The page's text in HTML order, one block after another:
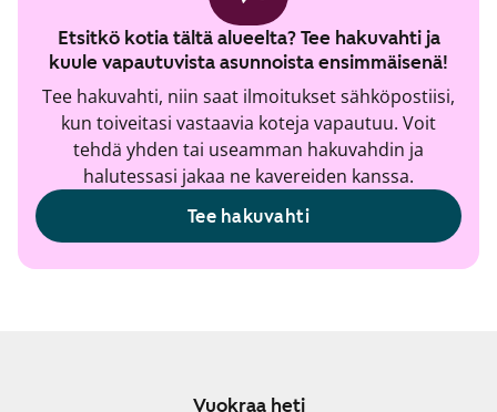
Etsitkö kotia tältä alueelta? Tee hakuvahti ja
kuule vapautuvista asunnoista ensimmäisenä!
Tee hakuvahti, niin saat ilmoitukset sähköpostiisi,
kun toiveitasi vastaavia koteja vapautuu. Voit
tehdä yhden tai useamman hakuvahdin ja
halutessasi jakaa ne kavereiden kanssa.
Tee hakuvahti
Vuokraa heti